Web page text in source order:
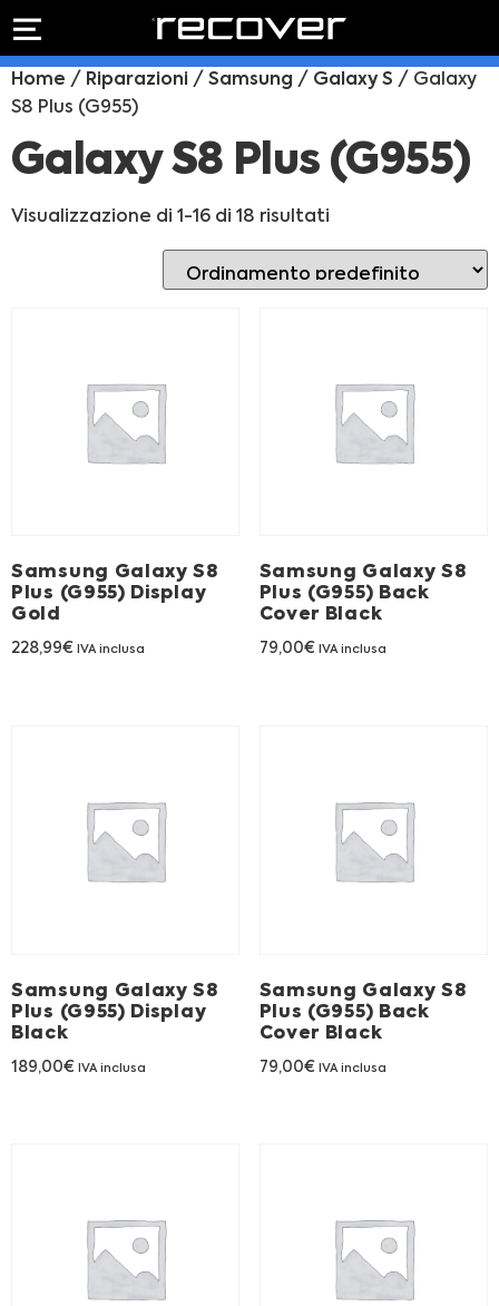
Preventivo online
PREVENTIVO RIPARAZIONE
Rivenditori B2B
FRANCHISING
PREVENTIVO
Preventivo
online
RIPARAZIONE
Riparazione
schermo
batteria
Home / Riparazioni / Samsung / Galaxy S / Galaxy
S8 Plus (G955)
Galaxy S8 Plus (G955)
Visualizzazione di 1-16 di 18 risultati
Samsung Galaxy S8
Plus (G955) Display
Gold
228,99€ IVA inclusa
Samsung Galaxy S8
Plus (G955) Back
Cover Black
79,00€ IVA inclusa
Samsung Galaxy S8
Plus (G955) Display
Black
189,00€ IVA inclusa
Samsung Galaxy S8
Plus (G955) Back
Cover Black
79,00€ IVA inclusa